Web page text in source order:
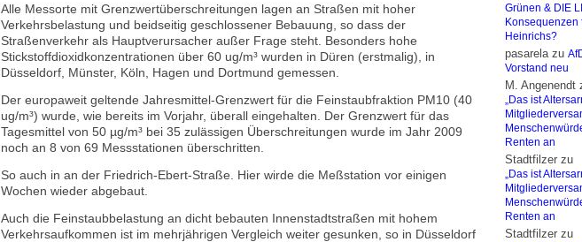
Alle Messorte mit Grenzwertüberschreitungen lagen an Straßen mit hoher
Verkehrsbelastung und beidseitig geschlossener Bebauung, so dass der
Straßenverkehr als Hauptverursacher außer Frage steht. Besonders hohe
Stickstoffdioxidkonzentrationen über 60 ug/m³ wurden in Düren (erstmalig), in
Düsseldorf, Münster, Köln, Hagen und Dortmund gemessen.
Der europaweit geltende Jahresmittel-Grenzwert für die Feinstaubfraktion PM10 (40
ug/m³) wurde, wie bereits im Vorjahr, überall eingehalten. Der Grenzwert für das
Tagesmittel von 50 µg/m³ bei 35 zulässigen Überschreitungen wurde im Jahr 2009
noch an 8 von 69 Messstationen überschritten.
So auch in an der Friedrich-Ebert-Straße. Hier wirde die Meßstation vor einigen
Wochen wieder abgebaut.
Auch die Feinstaubbelastung an dicht bebauten Innenstadtstraßen mit hohem
Verkehrsauf­kommen ist im mehrjährigen Vergleich weiter gesunken, so in Düsseldorf
Grünen & DIE
Konsequenzen
Heinrichs?
pasarelazu
Vorstand neu
M. Angenendt
„Das ist
Renten an
Stadtfilzer zu
„Das ist
Renten an
Stadtfilzer zu